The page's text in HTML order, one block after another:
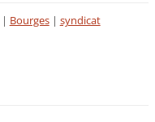
| Bourges | syndicat